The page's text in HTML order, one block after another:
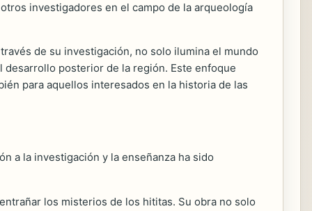
investigadores en el campo de la arqueología
de su investigación, no solo ilumina el mundo
posterior de la región. Este enfoque
para aquellos interesados en la historia de las
a la investigación y la enseñanza ha sido
los misterios de los hititas. Su obra no solo